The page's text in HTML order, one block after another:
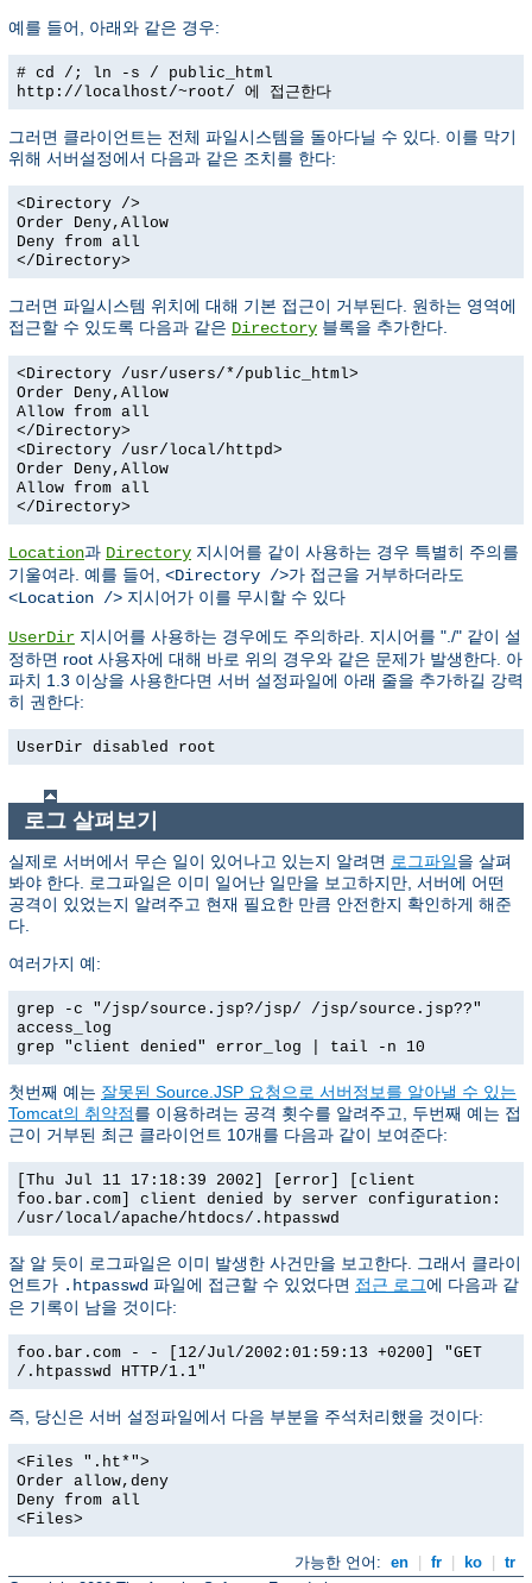
예를 들어, 아래와 같은 경우:
# cd /; ln -s / public_html
http://localhost/~root/ 에 접근한다
그러면 클라이언트는 전체 파일시스템을 돌아다닐 수 있다. 이를 막기
위해 서버설정에서 다음과 같은 조치를 한다:
<Directory />
Order Deny,Allow
Deny from all
</Directory>
그러면 파일시스템 위치에 대해 기본 접근이 거부된다. 원하는 영역에
접근할 수 있도록 다음과 같은 Directory 블록을 추가한다.
<Directory /usr/users/*/public_html>
Order Deny,Allow
Allow from all
</Directory>
<Directory /usr/local/httpd>
Order Deny,Allow
Allow from all
</Directory>
Location과 Directory 지시어를 같이 사용하는 경우 특별히 주의를
기울여라. 예를 들어, <Directory />가 접근을 거부하더라도
<Location /> 지시어가 이를 무시할 수 있다
UserDir 지시어를 사용하는 경우에도 주의하라. 지시어를 "./" 같이 설
정하면 root 사용자에 대해 바로 위의 경우와 같은 문제가 발생한다. 아
파치 1.3 이상을 사용한다면 서버 설정파일에 아래 줄을 추가하길 강력
히 권한다:
UserDir disabled root
로그 살펴보기
실제로 서버에서 무슨 일이 있어나고 있는지 알려면 로그파일을 살펴
봐야 한다. 로그파일은 이미 일어난 일만을 보고하지만, 서버에 어떤
공격이 있었는지 알려주고 현재 필요한 만큼 안전한지 확인하게 해준
다.
여러가지 예:
grep -c "/jsp/source.jsp?/jsp/ /jsp/source.jsp??"
access_log
grep "client denied" error_log | tail -n 10
첫번째 예는 잘못된 Source.JSP 요청으로 서버정보를 알아낼 수 있는
Tomcat의 취약점를 이용하려는 공격 횟수를 알려주고, 두번째 예는 접
근이 거부된 최근 클라이언트 10개를 다음과 같이 보여준다:
[Thu Jul 11 17:18:39 2002] [error] [client
foo.bar.com] client denied by server configuration:
/usr/local/apache/htdocs/.htpasswd
잘 알 듯이 로그파일은 이미 발생한 사건만을 보고한다. 그래서 클라이
언트가 .htpasswd 파일에 접근할 수 있었다면 접근 로그에 다음과 같
은 기록이 남을 것이다:
foo.bar.com - - [12/Jul/2002:01:59:13 +0200] "GET
/.htpasswd HTTP/1.1"
즉, 당신은 서버 설정파일에서 다음 부분을 주석처리했을 것이다:
<Files ".ht*">
Order allow,deny
Deny from all
<Files>
가능한 언어: en fr ko
tr